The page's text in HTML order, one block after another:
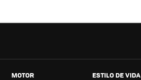
MOTOR
ESTILO DE VIDA